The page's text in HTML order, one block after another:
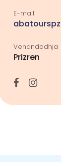
E-mail
Vendndodhja
Prizren